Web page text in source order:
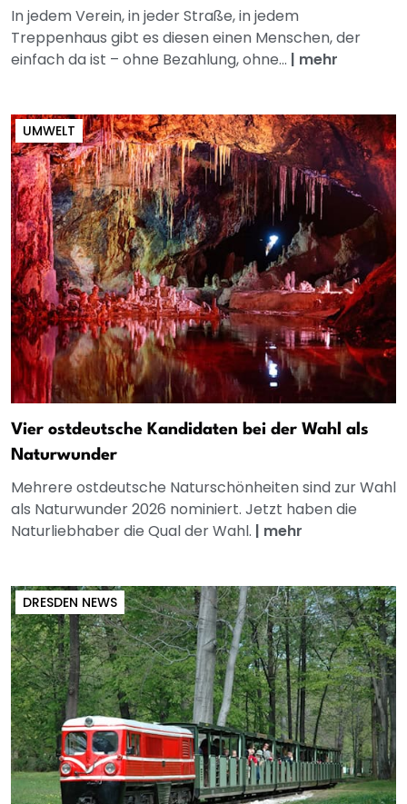
In jedem Verein, in jeder Straße, in jedem
Treppenhaus gibt es diesen einen Menschen, der
einfach da ist – ohne Bezahlung, ohne... | mehr
UMWELT
Vier ostdeutsche Kandidaten bei der Wahl als
Naturwunder
Mehrere ostdeutsche Naturschönheiten sind zur Wahl
als Naturwunder 2026 nominiert. Jetzt haben die
Naturliebhaber die Qual der Wahl. | mehr
DRESDEN NEWS